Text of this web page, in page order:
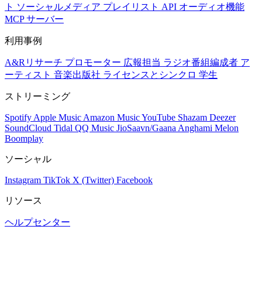
ト ソーシャルメディア プレイリスト API オーディオ機能
MCP サーバー
利用事例
A&Rリサーチ プロモーター 広報担当 ラジオ番組編成者 ア
ーティスト 音楽出版社 ライセンスとシンクロ 学生
ストリーミング
Spotify Apple Music Amazon MusicYouTube Shazam Deezer
SoundCloud Tidal QQ Music JioSaavn/Gaana Anghami Melon
Boomplay
ソーシャル
Instagram TikTok X (Twitter) Facebook
リソース
ヘルプセンター